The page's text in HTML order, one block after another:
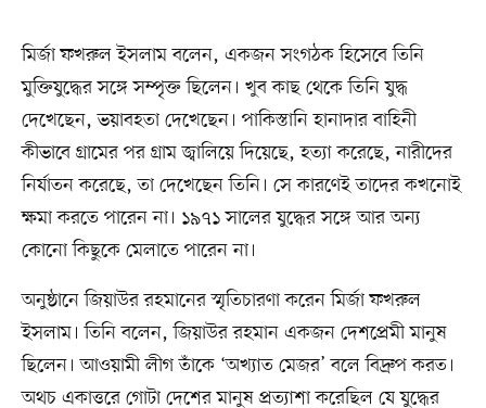
মির্জা ফখরুল ইসলাম বলেন, একজন সংগঠক হিসেবে তিনি
মুক্তিযুদ্ধের সঙ্গে সম্পৃক্ত ছিলেন। খুব কাছ থেকে তিনি যুদ্ধ
দেখেছেন, ভয়াবহতা দেখেছেন। পাকিস্তানি হানাদার বাহিনী
কীভাবে গ্রামের পর গ্রাম জ্বালিয়ে দিয়েছে, হত্যা করেছে, নারীদের
নির্যাতন করেছে, তা দেখেছেন তিনি। সে কারণেই তাদের কখনোই
ক্ষমা করতে পারেন না। ১৯৭১ সালের যুদ্ধের সঙ্গে আর অন্য
কোনো কিছুকে মেলাতে পারেন না।
অনুষ্ঠানে জিয়াউর রহমানের স্মৃতিচারণা করেন মির্জা ফখরুল
ইসলাম। তিনি বলেন, জিয়াউর রহমান একজন দেশপ্রেমী মানুষ
ছিলেন। আওয়ামী লীগ তাঁকে ‘অখ্যাত মেজর’ বলে বিদ্রুপ করত।
অথচ একাত্তরে গোটা দেশের মানুষ প্রত্যাশা করেছিল যে যুদ্ধের